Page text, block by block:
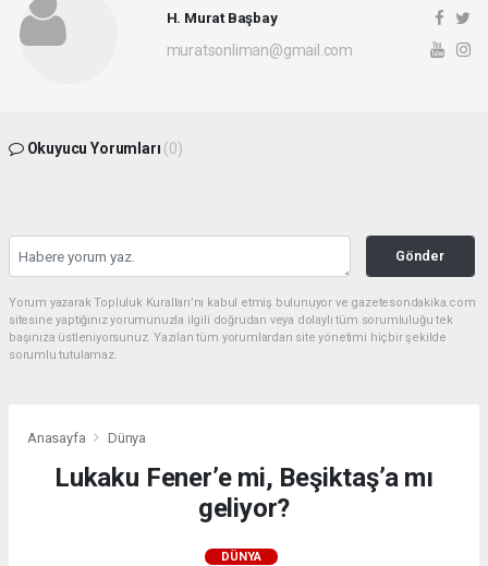
H. Murat Başbay
muratsonliman@gmail.com
Okuyucu Yorumları (0)
Gönder
Yorum yazarak Topluluk Kuralları’nı kabul etmiş bulunuyor ve gazetesondakika.com
sitesine yaptığınız yorumunuzla ilgili doğrudan veya dolaylı tüm sorumluluğu tek
başınıza üstleniyorsunuz. Yazılan tüm yorumlardan site yönetimi hiçbir şekilde
sorumlu tutulamaz.
Anasayfa Dünya
Lukaku Fener’e mi, Beşiktaş’a mı
geliyor?
DÜNYA